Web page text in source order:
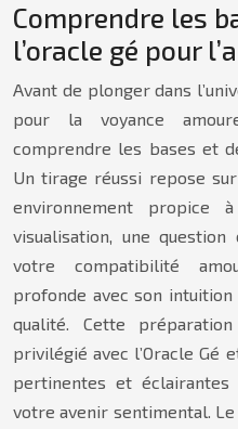
Comprendre les
l’oracle gé pour
Avant de plonger dans
pour la voyance
comprendre les bases et
Un tirage réussi repose
environnement
visualisation, une
votre compatibilité
profonde avec son
qualité. Cette
privilégié avec l’Oracle Gé
pertinentes et
votre avenir sentimental.